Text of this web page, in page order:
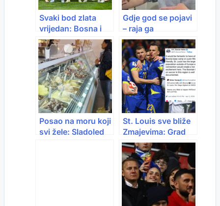
Svaki bod zlata
vrijedan: Bosna i
Hercegovina može
dalje i kao treća na
SP 2026
Gdje god se pojavi
– raja ga
prepoznaje: Zoran
postao poznat
zbog Zmajeva
Posao na moru koji
svi žele: Sladoled
St. Louis sve bliže
Zmajevima: Grad
dijaspore kandidat
za kamp BiH pred
Mundijal